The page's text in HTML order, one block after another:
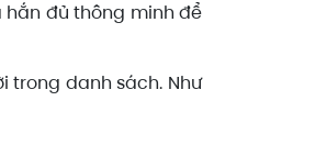
hắn đủ thông minh để
trong danh sách. Như